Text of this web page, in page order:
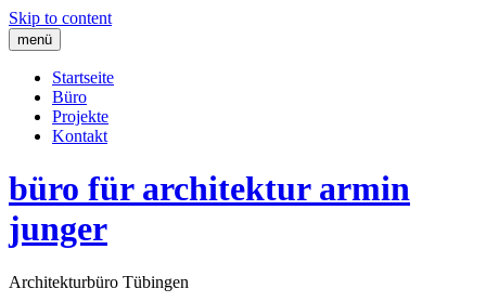
Skip to content
menü
Startseite
Büro
Projekte
Kontakt
büro für architektur armin
junger
Architekturbüro Tübingen